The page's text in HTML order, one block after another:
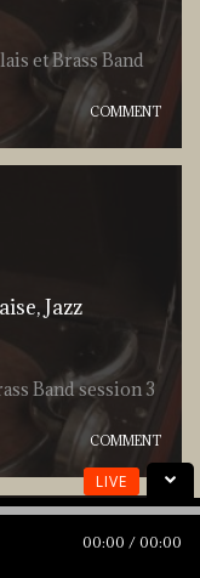
et Brass Band
COMMENT
Jazz
Band session 3
COMMENT
00:00 00:00
LIVE